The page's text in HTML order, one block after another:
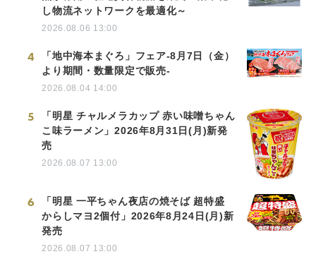
し物流ネットワークを最適化～
2026.08.06 13:00
4
「地中海本まぐろ」フェア-8月7日（金）
より期間・数量限定で販売-
2026.08.04 14:00
5
「明星 チャルメラカップ 赤い味噌ちゃん
こ味ラーメン」2026年8月31日(月)新発
売
2026.08.07 13:00
6
「明星 一平ちゃん夜店の焼そば 超特盛
からしマヨ2個付」2026年8月24日(月)新
発売
2026.08.07 13:00